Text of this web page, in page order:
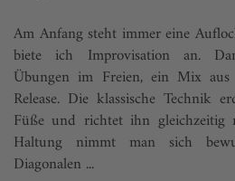
Am Anfang steht immer eine
biete ich Improvisation an.
Übungen im Freien, ein Mix aus
Release. Die klassische Technik
Füße und richtet ihn gleichzeitig
Haltung nimmt man sich
Diagonalen ...